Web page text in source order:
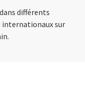
différents
sur